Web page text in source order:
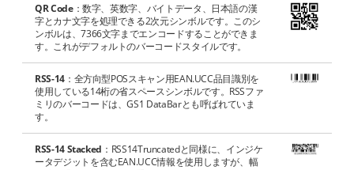
QR Code：数字、英数字、バイトデータ、日本語の漢
字とカナ文字を処理できる2次元シンボルです。このシ
ンボルは、7366文字までエンコードすることができま
す。これがデフォルトのバーコードスタイルです。
RSS-14：全方向型POSスキャン用EAN.UCC品目識別を
使用している14桁の省スペースシンボルです。RSSファ
ミリのバーコードは、GS1 DataBarとも呼ばれていま
す。
RSS-14 Stacked ：RSS14Truncatedと同様に、インジケ
ータデジットを含むEAN.UCC情報を使用しますが、幅